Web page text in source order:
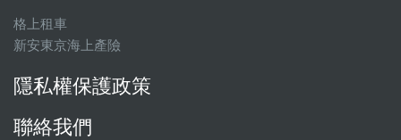
格上租車
新安東京海上產險
隱私權保護政策
聯絡我們